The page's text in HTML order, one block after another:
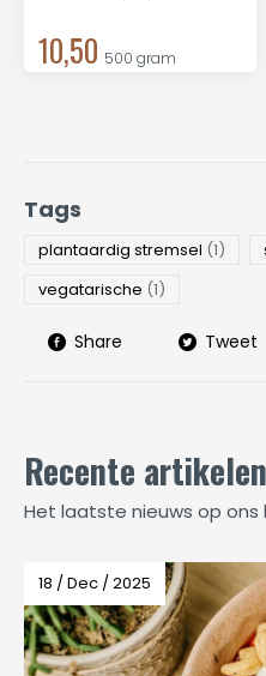
10,50 500 gram
Tags
plantaardig stremsel (1)
vegatarische (1)
Share Tweet
Recente artikelen
Het laatste nieuws op ons
18 / Dec / 2025